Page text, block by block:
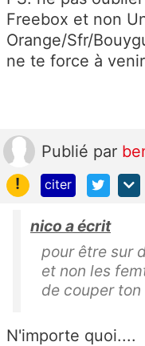
Freebox et non
Orange/Sfr/
ne te force à
Publié par
!
citer
nico a écrit
pour être sur
et non les
de couper
N'importe quoi....